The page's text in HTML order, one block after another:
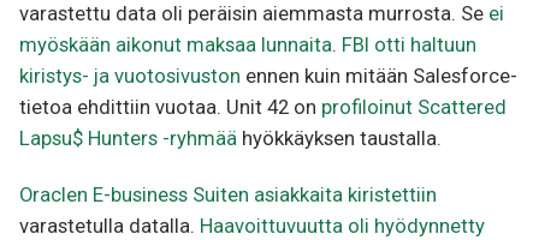
varastettu data oli peräisin aiemmasta murrosta. Se ei
myöskään aikonut maksaa lunnaita. FBI otti haltuun
kiristys- ja vuotosivuston ennen kuin mitään Salesforce-
tietoa ehdittiin vuotaa. Unit 42 on profiloinut Scattered
Lapsu$ Hunters -ryhmää hyökkäyksen taustalla.
Oraclen E-business Suiten asiakkaita kiristettiin
varastetulla datalla. Haavoittuvuutta oli hyödynnetty